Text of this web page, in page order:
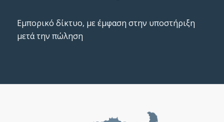
Eμπορικό δίκτυο, με έμφαση στην υποστήριξη
μετά την πώληση